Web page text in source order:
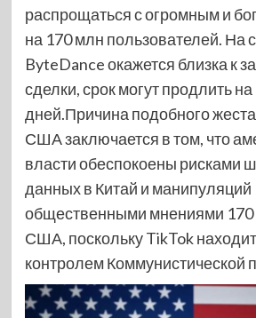
распрощаться с огромным и
на 170 млн пользователей. На
ByteDance окажется близка к
сделки, срок могут продлить на
дней.Причина подобного
США заключается в том, что
власти обеспокоены рисками
данных в Китай и манипуляций
общественными мнениями 170
США, поскольку TikTok
контролем Коммунистической